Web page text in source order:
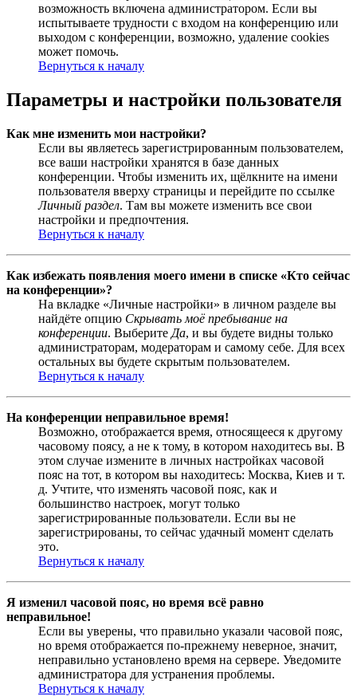
возможность включена администратором. Если вы
испытываете трудности с входом на конференцию или
выходом с конференции, возможно, удаление cookies
может помочь.
Вернуться к началу
Параметры и настройки пользователя
Как мне изменить мои настройки?
Если вы являетесь зарегистрированным пользователем,
все ваши настройки хранятся в базе данных
конференции. Чтобы изменить их, щёлкните на имени
пользователя вверху страницы и перейдите по ссылке
Личный раздел. Там вы можете изменить все свои
настройки и предпочтения.
Вернуться к началу
Как избежать появления моего имени в списке «Кто сейчас
на конференции»?
На вкладке «Личные настройки» в личном разделе вы
найдёте опцию Скрывать моё пребывание на
конференции. Выберите Да, и вы будете видны только
администраторам, модераторам и самому себе. Для всех
остальных вы будете скрытым пользователем.
Вернуться к началу
На конференции неправильное время!
Возможно, отображается время, относящееся к другому
часовому поясу, а не к тому, в котором находитесь вы. В
этом случае измените в личных настройках часовой
пояс на тот, в котором вы находитесь: Москва, Киев и т.
д. Учтите, что изменять часовой пояс, как и
большинство настроек, могут только
зарегистрированные пользователи. Если вы не
зарегистрированы, то сейчас удачный момент сделать
это.
Вернуться к началу
Я изменил часовой пояс, но время всё равно
неправильное!
Если вы уверены, что правильно указали часовой пояс,
но время отображается по-прежнему неверное, значит,
неправильно установлено время на сервере. Уведомите
администратора для устранения проблемы.
Вернуться к началу